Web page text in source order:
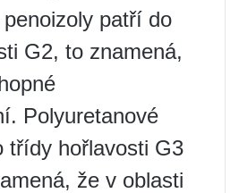
patří do
G2, to znamená,
Polyuretanové
třídy hořlavosti G3
že v oblasti